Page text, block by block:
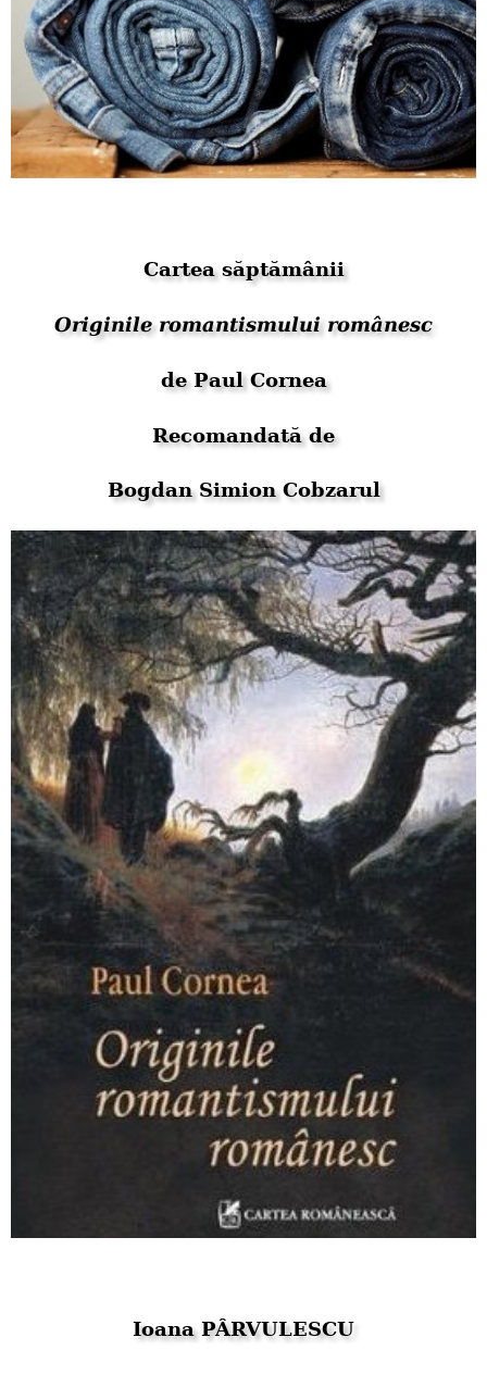
Cartea săptămânii
Originile romantismului românesc
de Paul Cornea
Recomandată de
Bogdan Simion Cobzarul
Ioana PÂRVULESCU